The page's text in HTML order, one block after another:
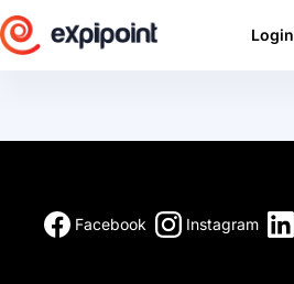
Login
Facebook Instagram